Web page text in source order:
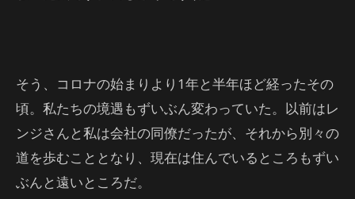
そう、コロナの始まりより1年と半年ほど経ったその
頃。私たちの境遇もずいぶん変わっていた。以前はレ
ンジさんと私は会社の同僚だったが、それから別々の
道を歩むこととなり、現在は住んでいるところもずい
ぶんと遠いところだ。